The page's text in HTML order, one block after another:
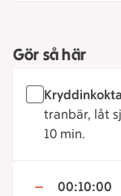
Gör så här
tranbär, låt
10 min.
00:10:00